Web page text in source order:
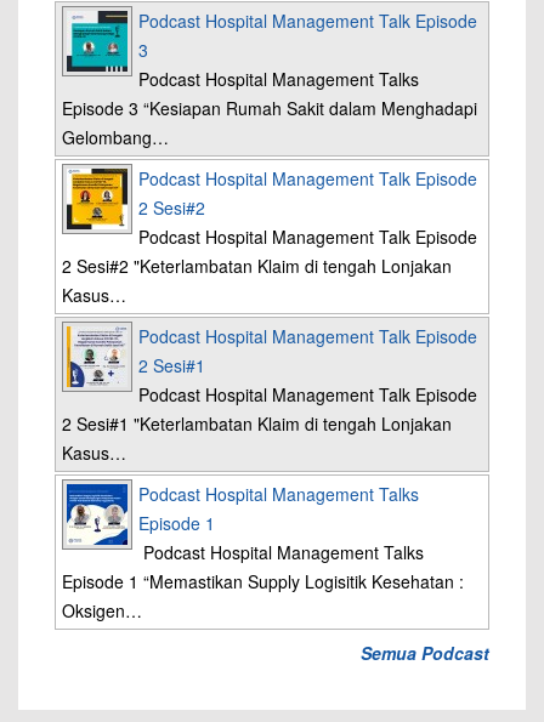
Podcast Hospital Management Talk Episode
3
Podcast Hospital Management Talks
Episode 3 “Kesiapan Rumah Sakit dalam Menghadapi
Gelombang…
Podcast Hospital Management Talk Episode
2 Sesi#2
Podcast Hospital Management Talk Episode
2 Sesi#2 "Keterlambatan Klaim di tengah Lonjakan
Kasus…
Podcast Hospital Management Talk Episode
2 Sesi#1
Podcast Hospital Management Talk Episode
2 Sesi#1 "Keterlambatan Klaim di tengah Lonjakan
Kasus…
Podcast Hospital Management Talks
Episode 1
Podcast Hospital Management Talks
Episode 1 “Memastikan Supply Logisitik Kesehatan :
Oksigen…
Semua Podcast